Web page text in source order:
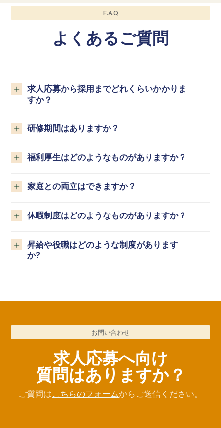
F.A.Q
よくあるご質問
求人応募から採用までどれくらいかかりま
すか？
研修期間はありますか？
福利厚生はどのようなものがありますか？
家庭との両立はできますか？
休暇制度はどのようなものがありますか？
昇給や役職はどのような制度があります
か?
お問い合わせ
求人応募へ向け
質問はありますか？
ご質問はこちらのフォームからご送信ください。